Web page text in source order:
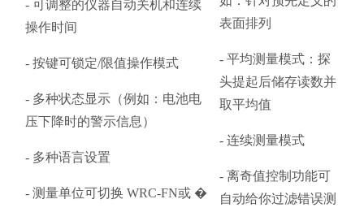
- 可调整的仪器自动关机和连续
操作时间
- 按键可锁定/限值操作模式
- 多种状态显示（例如：电池电
压下降时的警示信息）
- 多种语言设置
- 测量单位可切换 WRC-FN或 �
表面排列
- 平均测量模式：探
头提起后储存读数并
取平均值
- 连续测量模式
- 离奇值控制功能可
自动给你过滤错误测